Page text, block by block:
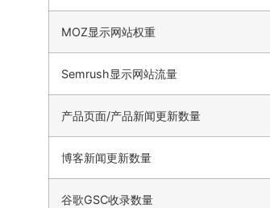
MOZ显示网站权重
Semrush显示网站流量
产品页面/产品新闻更新数量
博客新闻更新数量
谷歌GSC收录数量